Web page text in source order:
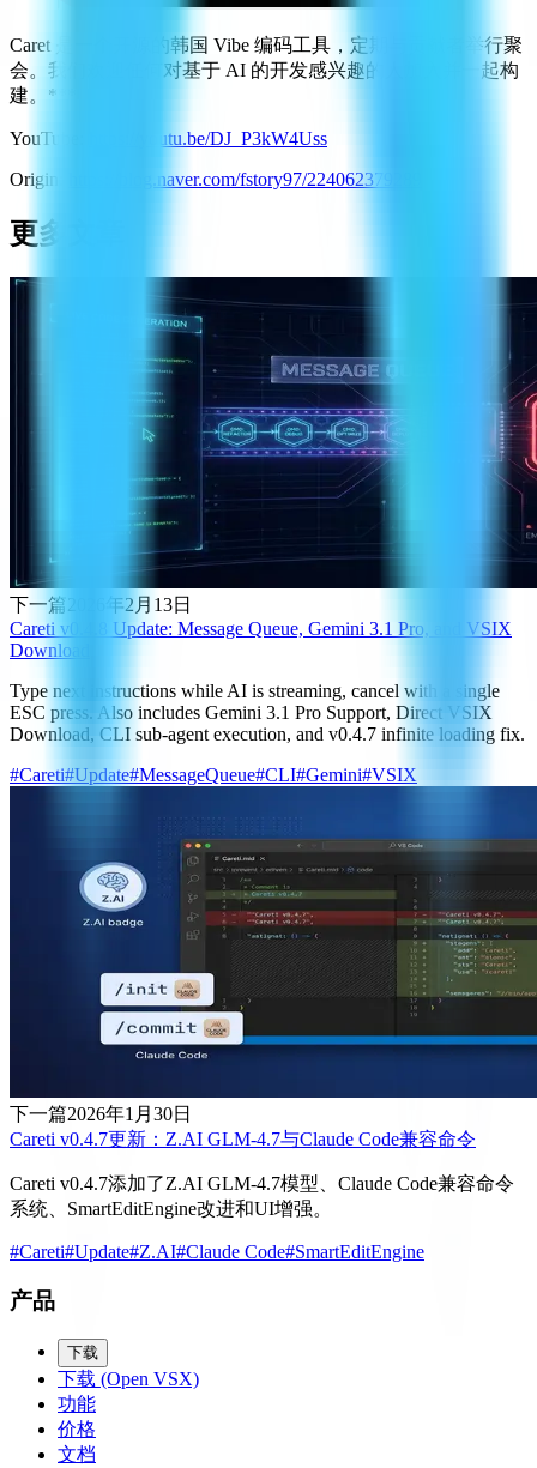
Caret 是一个开源的韩国 Vibe 编码工具，定期与贡献者举行聚
会。我们欢迎任何对基于 AI 的开发感兴趣的人加入并一起构
建。***
YouTube:
https://youtu.be/DJ_P3kW4Uss
Origin:
https://blog.naver.com/fstory97/224062379289
更多文章
下一篇
2026年2月13日
Careti v0.4.8 Update: Message Queue, Gemini 3.1 Pro, and VSIX
Download
Type next instructions while AI is streaming, cancel with a single
ESC press. Also includes Gemini 3.1 Pro Support, Direct VSIX
Download, CLI sub-agent execution, and v0.4.7 infinite loading fix.
#Careti#Update#MessageQueue#CLI#Gemini#VSIX
下一篇2026年1月30日
Careti v0.4.7更新：Z.AI GLM-4.7与Claude Code兼容命令
Careti v0.4.7添加了Z.AI GLM-4.7模型、Claude Code兼容命令
系统、SmartEditEngine改进和UI增强。
#Careti#Update#Z.AI#Claude Code#SmartEditEngine
产品
下载
下载 (Open VSX)
功能
价格
文档